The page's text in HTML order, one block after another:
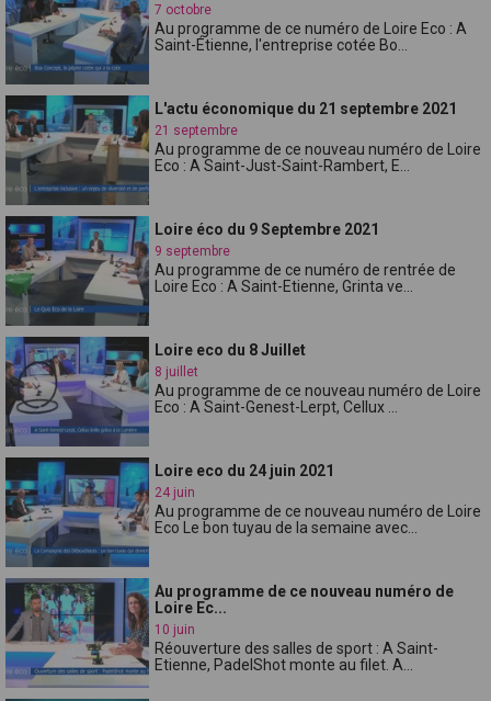
7 octobre
Au programme de ce numéro de Loire Eco : A
Saint-Étienne, l'entreprise cotée Bo...
L'actu économique du 21 septembre 2021
21 septembre
Au programme de ce nouveau numéro de Loire
Eco : A Saint-Just-Saint-Rambert, E...
Loire éco du 9 Septembre 2021
9 septembre
Au programme de ce numéro de rentrée de
Loire Eco : A Saint-Etienne, Grinta ve...
Loire eco du 8 Juillet
8 juillet
Au programme de ce nouveau numéro de Loire
Eco : A Saint-Genest-Lerpt, Cellux ...
Loire eco du 24 juin 2021
24 juin
Au programme de ce nouveau numéro de Loire
Eco Le bon tuyau de la semaine avec...
Au programme de ce nouveau numéro de
Loire Ec...
10 juin
Réouverture des salles de sport : A Saint-
Etienne, PadelShot monte au filet. A...